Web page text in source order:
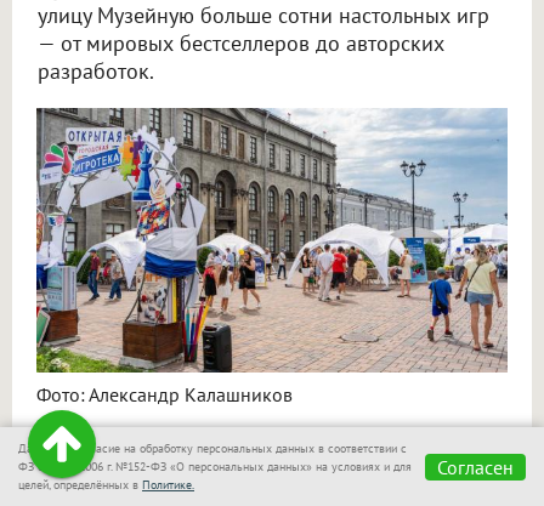
улицу Музейную больше сотни настольных игр
— от мировых бестселлеров до авторских
разработок.
Фото: Александр Калашников
Главный хит — «Омская фишка». Это не просто
бродилка, а целое приключение по истории города.
Даю своё согласие на обработку персональных данных в соответствии с
ФЗ от 27.07.2006 г. №152-ФЗ «О персональных данных» на условиях и для
целей, определённых в Политике.
Согласен